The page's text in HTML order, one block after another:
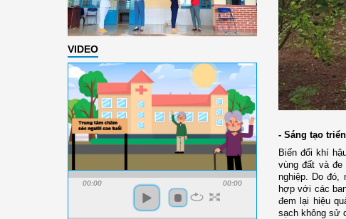
VIDEO
00:00 00:00
- Sáng tạo
Biến đổi khí
vùng đất và
nghiệp. Do đó,
hợp với các
đem lại hiệu
sạch không sử